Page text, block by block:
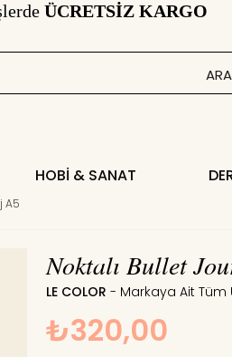
ÜCRETSİZ KARGO
HOBI & SANAT
A5
Noktalı Bullet
LE COLOR
₺320,00